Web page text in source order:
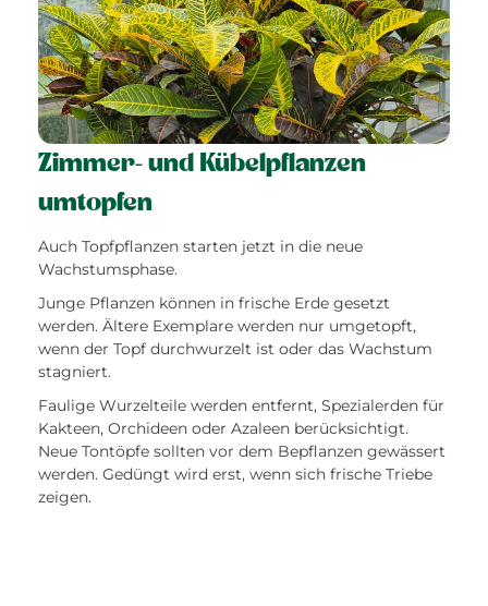
Zimmer- und Kübelpflanzen
umtopfen
Auch Topfpflanzen starten jetzt in die neue
Wachstumsphase.
Junge Pflanzen können in frische Erde gesetzt
werden. Ältere Exemplare werden nur umgetopft,
wenn der Topf durchwurzelt ist oder das Wachstum
stagniert.
Faulige Wurzelteile werden entfernt, Spezialerden für
Kakteen, Orchideen oder Azaleen berücksichtigt.
Neue Tontöpfe sollten vor dem Bepflanzen gewässert
werden. Gedüngt wird erst, wenn sich frische Triebe
zeigen.